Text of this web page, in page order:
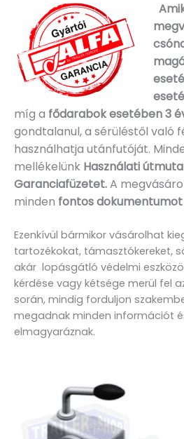
míg a fődarabok esetében 3
gondtalanul, a sérüléstől való
használhatja utánfutóját.
mellékelünk Használati
Garanciafüzetet.A
minden fontos
Ezenkívül bármikor vásárolhat
tartozékokat, támasztókereket,
akár lopásgátló védelmi
kérdése vagy kétsége merül fel
során, mindig forduljon
megadnak minden információt
elmagyaráznak.